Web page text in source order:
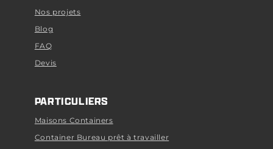
Nos projets
Blog
FAQ
Devis
PARTICULIERS
Maisons Containers
Container Bureau prêt à travailler